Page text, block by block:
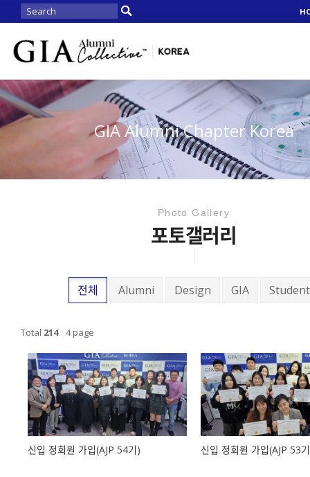
GIA Alumni Chapter Korea
Photo Gallery
포토갤러리
전체 Alumni Design GIA Student
Total 214 / 4 page
신입 정회원 가입(AJP 54기) 신입 정회원 가입(AJP 53